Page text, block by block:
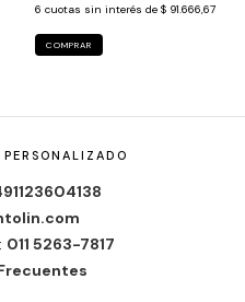
6 cuotas sin interés de $ 91.666,67
COMPRAR
011 5263-7817